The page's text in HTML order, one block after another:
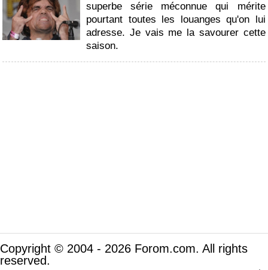
superbe série méconnue qui mérite
pourtant toutes les louanges qu'on lui
adresse. Je vais me la savourer cette
saison.
Copyright © 2004 - 2026 Forom.com. All rights
reserved.